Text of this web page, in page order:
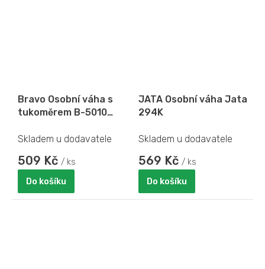
Bravo Osobní váha s
tukoměrem B-5010
Skladem u dodavatele
509 Kč / ks
Do košíku
JATA Osobní váha Jata
294K
Skladem u dodavatele
569 Kč / ks
Do košíku